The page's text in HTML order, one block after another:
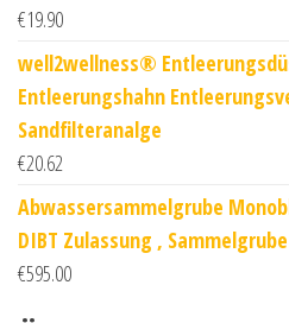
€19.90
well2wellness®
Entleerungshahn
Sandfilteranalge
€20.62
Abwassersammelgrube
DIBT Zulassung , Sammelgrube
€595.00